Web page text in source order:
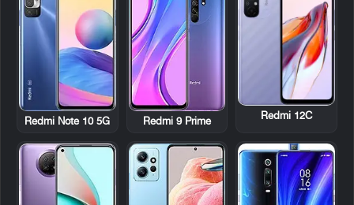
Redmi 12C
Redmi 9 Prime
Redmi Note 10 5G